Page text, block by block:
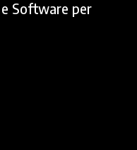
Software per